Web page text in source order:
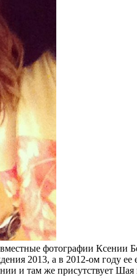
фотографии
2013, а в 2012-ом году ее
и там же присутствует